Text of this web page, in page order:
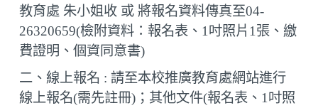
教育處 朱小姐收 或 將報名資料傳真至04-
26320659(檢附資料：報名表、 1 吋照片 1 張、繳
費證明、個資同意書)
二、線上報名 : 請至本校推廣教育處網站進行
線上報名(需先註冊)；其他文件(報名表、 1 吋照